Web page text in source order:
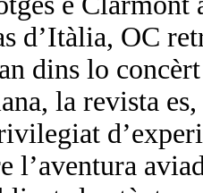
d’Itàlia, OC
dins lo
la revista
l’aventura